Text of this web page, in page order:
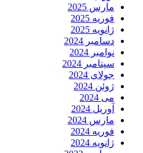
مارس 2025
فوریه 2025
ژانویه 2025
دسامبر 2024
نوامبر 2024
سپتامبر 2024
جولای 2024
ژوئن 2024
می 2024
آوریل 2024
مارس 2024
فوریه 2024
ژانویه 2024